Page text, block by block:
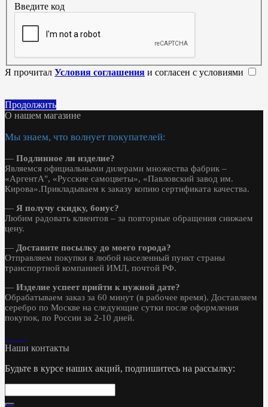
Введите код
Я прочитал Условия соглашения и согласен с условиями
Продолжить
О нашем магазине
Мы знаем, что волнует покупателей:
— Подлинное ли изделие?
Являемся официальными дилерами множества фабрик –
«АргентА", «Русские самоцветы», «Павловский завод им.
Кирова».Прикладываем к заказу копию сертификата качества.
— Я получу скидку, бонус?
Любим радовать клиентов – за повторные обращения снижаем
цену.
— Доставите посылку до моего города?
Отправляем покупки в любой населенный пункт страны
транспортной компанией ИМЛ, почтой РФ.
— Изделие успеет прийти к нужной дате?
Обрабатываем заказ за 60 минут (в рабочее время). Доставляем
серебро по Москве на следующие сутки после оформления
покупок, по России за 2-10 дней.
Наши контакты
Будьте в курсе наших акций, подпишитесь на рассылку: